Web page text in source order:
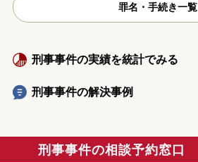
罪名・手続き一覧
刑事事件の実績を統計でみる
刑事事件の解決事例
刑事事件の相談予約窓口